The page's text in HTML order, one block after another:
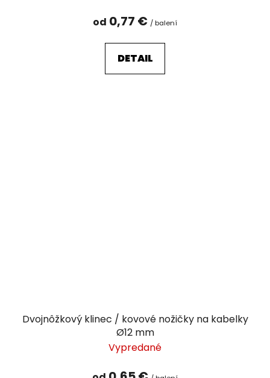
od 0,77 € / balení
DETAIL
Dvojnôžkový klinec / kovové nožičky na kabelky
Ø12 mm
Vypredané